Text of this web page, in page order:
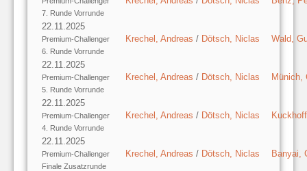
7. Runde Vorrunde
22.11.2025
Premium-Challenger
6. Runde Vorrunde
Krechel, Andreas / Dötsch, Niclas Wald,
22.11.2025
Premium-Challenger
5. Runde Vorrunde
Krechel, Andreas / Dötsch, Niclas Münich,
22.11.2025
Premium-Challenger
4. Runde Vorrunde
Krechel, Andreas / Dötsch, Niclas
22.11.2025
Premium-Challenger
Finale Zusatzrunde
Krechel, Andreas / Dötsch, Niclas Banyai,